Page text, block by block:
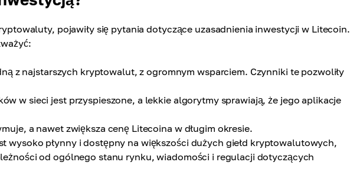
pojawiły się pytania dotyczące uzasadnienia inwestycji w Litecoin.
z najstarszych kryptowalut, z ogromnym wsparciem. Czynniki te pozwoliły
w sieci jest przyspieszone, a lekkie algorytmy sprawiają, że jego aplikacje
a nawet zwiększa cenę Litecoina w długim okresie.
wysoko płynny i dostępny na większości dużych giełd kryptowalutowych,
od ogólnego stanu rynku, wiadomości i regulacji dotyczących